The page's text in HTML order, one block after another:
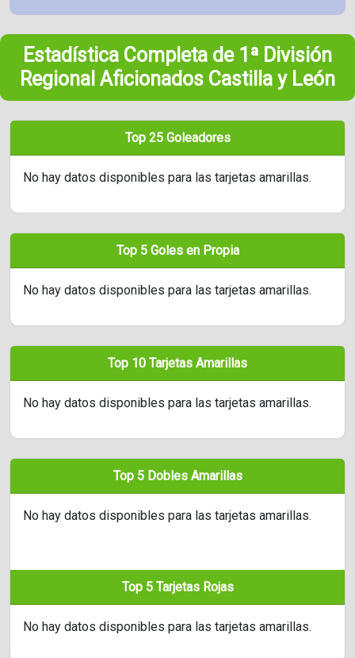
Estadística Completa de 1ª División
Regional Aficionados Castilla y León
Top 25 Goleadores
No hay datos disponibles para las tarjetas amarillas.
Top 5 Goles en Propia
No hay datos disponibles para las tarjetas amarillas.
Top 10 Tarjetas Amarillas
No hay datos disponibles para las tarjetas amarillas.
Top 5 Dobles Amarillas
No hay datos disponibles para las tarjetas amarillas.
Top 5 Tarjetas Rojas
No hay datos disponibles para las tarjetas amarillas.